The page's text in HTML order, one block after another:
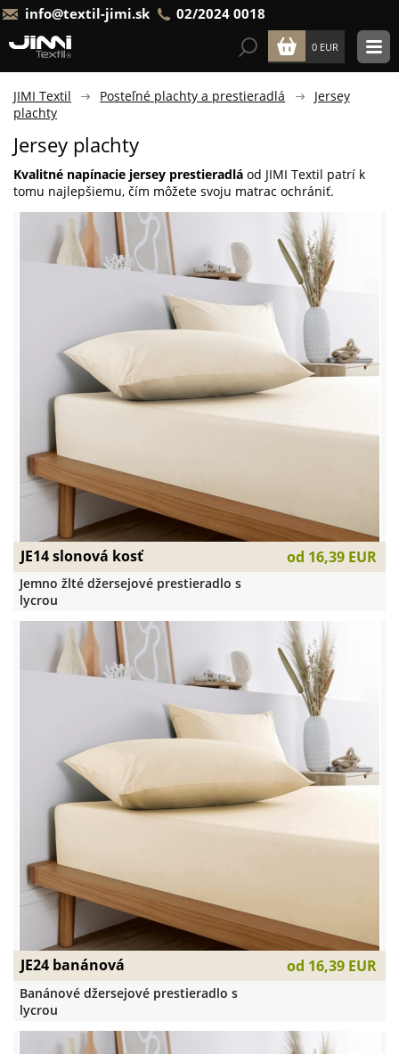
info@textil-jimi.sk 02/2024 0018
0 EUR
JIMI Textil Posteľné plachty a prestieradlá
Jersey
plachty
Jersey plachty
Kvalitné napínacie jersey prestieradlá od JIMI Textil patrí k
tomu najlepšiemu, čím môžete svoju matrac ochrániť.
JE14 slonová kosť od 16,39 EUR
Jemno žlté džersejové prestieradlo s
lycrou
JE24 banánová od 16,39 EUR
Banánové džersejové prestieradlo s
lycrou